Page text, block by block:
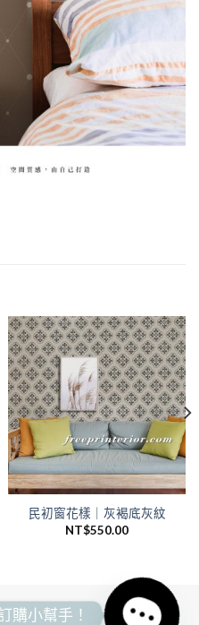
民初窗花樣｜灰褐底灰紋
NT$550.00
購小幫手！